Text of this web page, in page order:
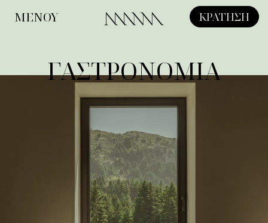
ΜΕΝΟΥ
ΚΡΑΤΗΣΗ
ΓΑΣΤΡΟΝΟΜΙΑ